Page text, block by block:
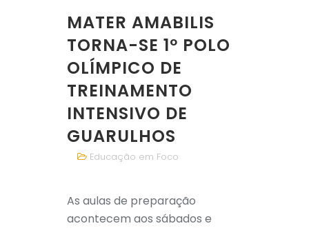
MATER AMABILIS
TORNA-SE 1º POLO
OLÍMPICO DE
TREINAMENTO
INTENSIVO DE
GUARULHOS
Educação em Foco
As aulas de preparação
acontecem aos sábados e